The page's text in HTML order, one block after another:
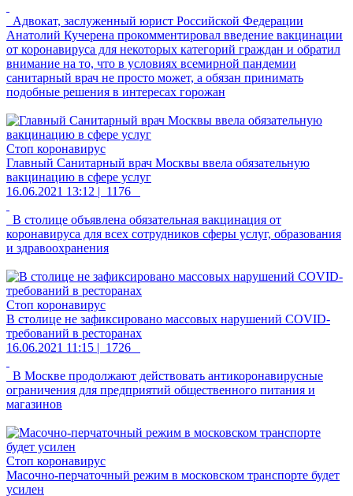
Адвокат, заслуженный юрист Российской Федерации
Анатолий Кучерена прокомментировал введение вакцинации
от коронавируса для некоторых категорий граждан и обратил
внимание на то, что в условиях всемирной пандемии
санитарный врач не просто может, а обязан принимать
подобные решения в интересах горожан
Стоп коронавирус
Главный Санитарный врач Москвы ввела обязательную
вакцинацию в сфере услуг
16.06.2021 13:12 | 1176
В столице объявлена обязательная вакцинация от
коронавируса для всех сотрудников сферы услуг, образования
и здравоохранения
Стоп коронавирус
В столице не зафиксировано массовых нарушений COVID-
требований в ресторанах
16.06.2021 11:15 | 1726
В Москве продолжают действовать антикоронавирусные
ограничения для предприятий общественного питания и
магазинов
Стоп коронавирус
Масочно-перчаточный режим в московском транспорте будет
усилен